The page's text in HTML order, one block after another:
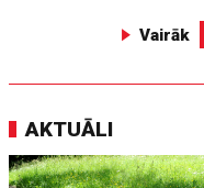
Vairāk
AKTUĀLI